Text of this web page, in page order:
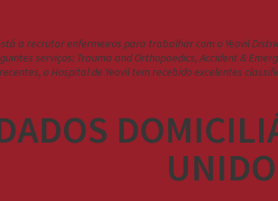
a recrutar enfermeiros para trabalhar com o Yeovil
serviços: Trauma and Orthopaedics, Accident &
o Hospital de Yeovil tem recebido excelentes
UNIDO